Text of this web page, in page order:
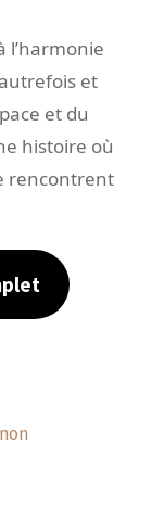
l’harmonie
et
et du
histoire où
rencontrent